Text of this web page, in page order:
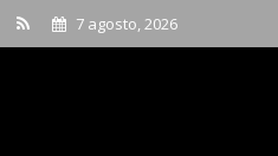
7 agosto, 2026